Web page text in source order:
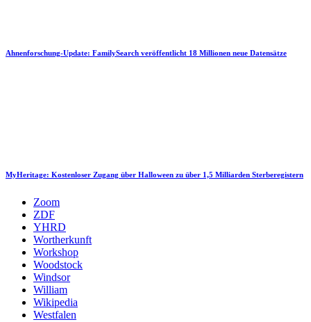
Ahnenforschung-Update: FamilySearch veröffentlicht 18 Millionen neue Datensätze
MyHeritage: Kostenloser Zugang über Halloween zu über 1,5 Milliarden Sterberegistern
Zoom
ZDF
YHRD
Wortherkunft
Workshop
Woodstock
Windsor
William
Wikipedia
Westfalen